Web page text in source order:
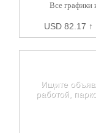
Все графики
USD 82.17
Ищите
работой,